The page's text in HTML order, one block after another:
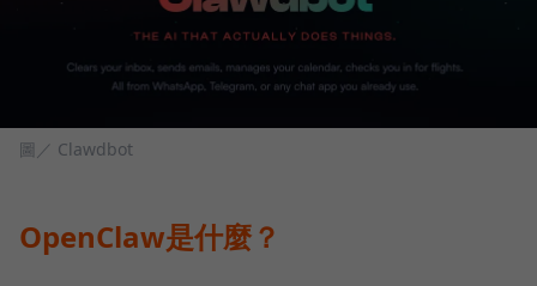
圖／ Clawdbot
OpenClaw是什麼？